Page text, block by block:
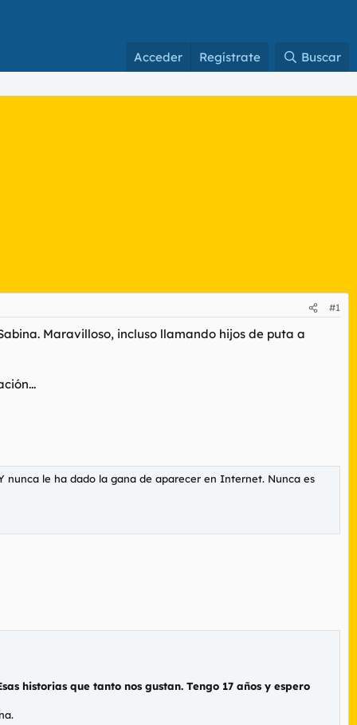
Acceder Regístrate Buscar
#1
Maravilloso, incluso llamando hijos de puta a
le ha dado la gana de aparecer en Internet. Nunca es
historias que tanto nos gustan. Tengo 17 años y espero